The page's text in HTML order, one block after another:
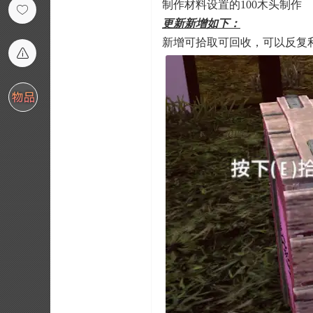
制作材料设置的100木头制作
更新新增如下：
新增可拾取可回收，可以反复